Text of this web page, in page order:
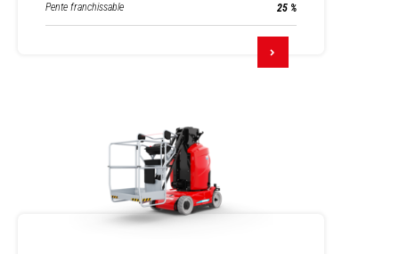
Pente franchissable 25 %